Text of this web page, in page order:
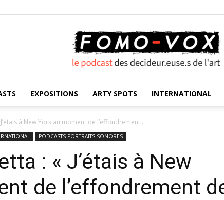
VOX
EXPOSITIONS ARTY SPOTS INTERNATIONAL
à New York au moment de l’effondrement...
PODCASTS PORTRAITS SONORES
: « J’étais à New
de l’effondrement